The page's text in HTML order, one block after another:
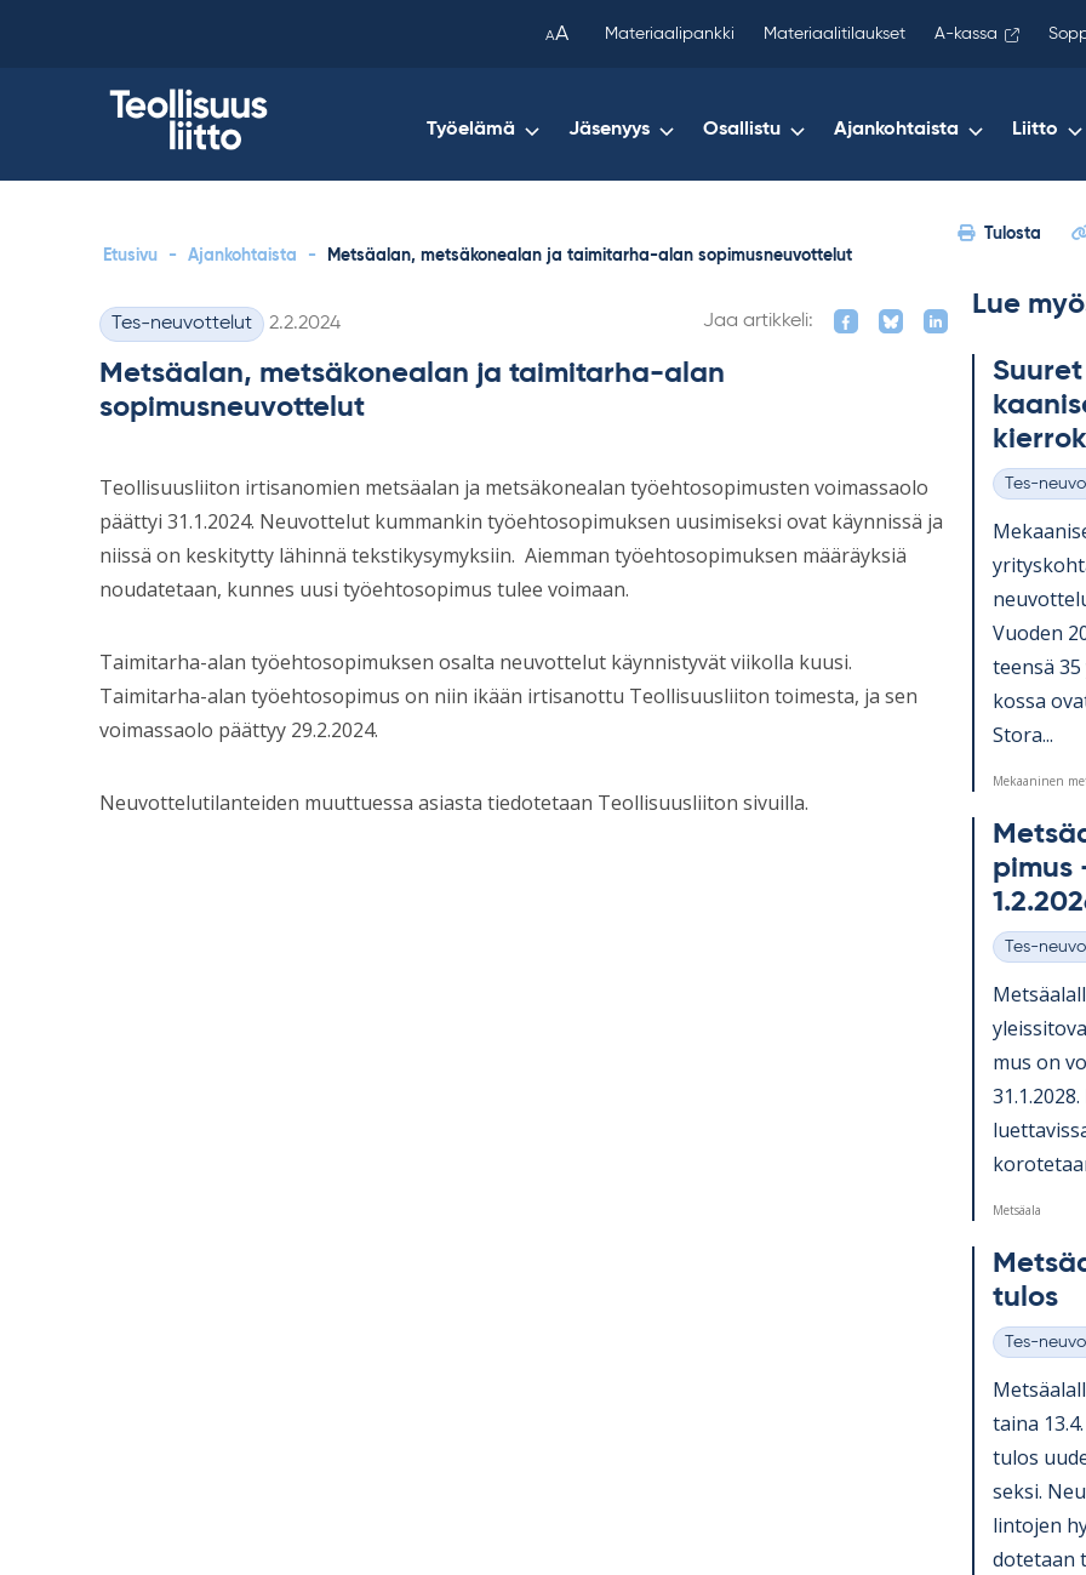
AA Materiaalipankki Materiaalitilaukset A-kassa
Työelämä Jäsenyys Osallistu Ajankohtaista Liitto
Etusivu - Ajankohtaista - Metsäalan, metsäkonealan ja taimitarha-alan sopimusneuvottelut
Tulosta
Kategoriat
Tes-neuvottelut Kirjoitettu
2.2.2024 Jaa artikkeli:
Metsäalan, metsäkonealan ja taimitarha-alan
sopimusneuvottelut
Teollisuusliiton irtisanomien metsäalan ja metsäkonealan työehtosopimusten voimassaolo
päättyi 31.1.2024. Neuvottelut kummankin työehtosopimuksen uusimiseksi ovat käynnissä ja
niissä on keskitytty lähinnä tekstikysymyksiin. Aiemman työehtosopimuksen määräyksiä
noudatetaan, kunnes uusi työehtosopimus tulee voimaan.
Taimitarha-alan työehtosopimuksen osalta neuvottelut käynnistyvät viikolla kuusi.
Taimitarha-alan työehtosopimus on niin ikään irtisanottu Teollisuusliiton toimesta, ja sen
voimassaolo päättyy 29.2.2024.
Neuvottelutilanteiden muuttuessa asiasta tiedotetaan Teollisuusliiton sivuilla.
Lue
Kategoriat
Tes-
Vuo­den
teensä
kossa
Stora...
Mekaaninen
pi­mus
Kategoriat
Tes-
mus on
Metsäala
tu­los
Kategoriat
Tes-
taina
tu­los
seksi.
lin­to­jen
do­te­taan
copied
your
clipboard.)